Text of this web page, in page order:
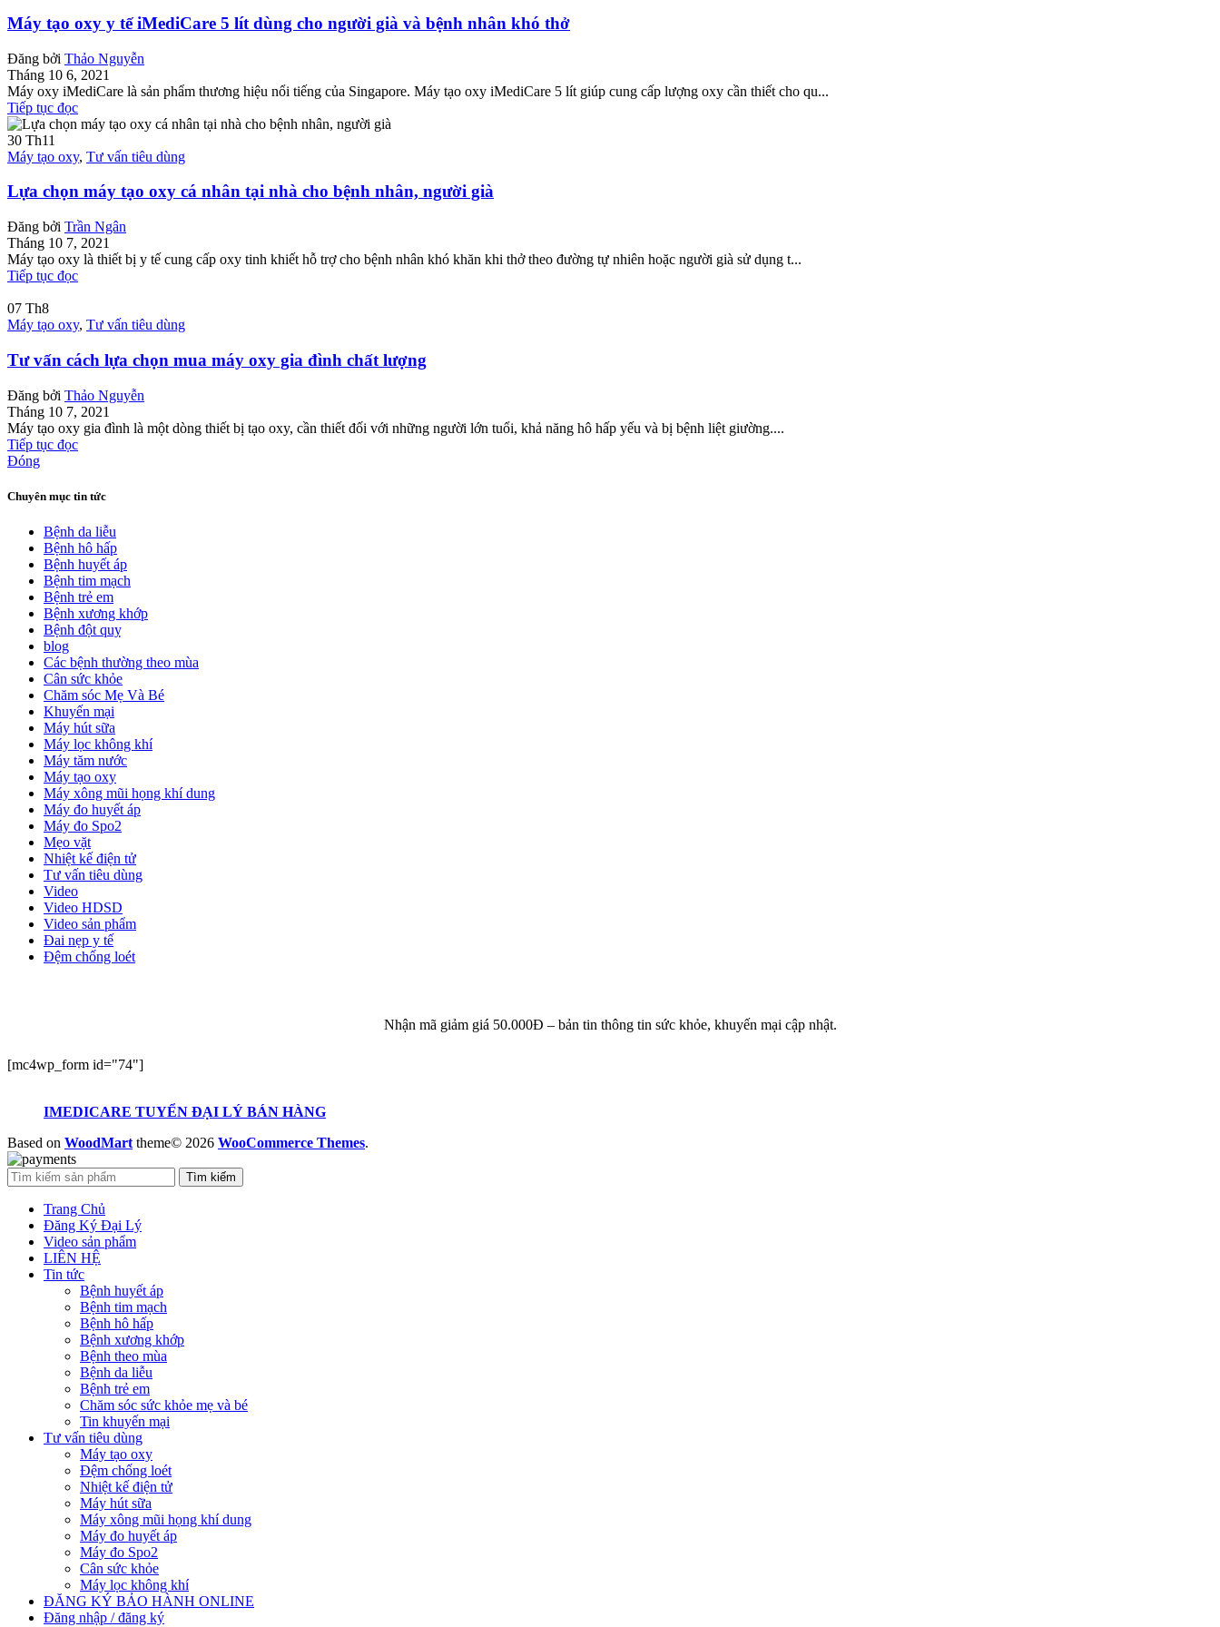
Máy tạo oxy y tế iMediCare 5 lít dùng cho người già và bệnh nhân khó thở
Đăng bởi Thảo Nguyễn
Tháng 10 6, 2021
Máy oxy iMediCare là sản phẩm thương hiệu nổi tiếng của Singapore. Máy tạo oxy iMediCare 5 lít giúp cung cấp lượng oxy cần thiết cho qu...
Tiếp tục đọc
30 Th11
Máy tạo oxy, Tư vấn tiêu dùng
Lựa chọn máy tạo oxy cá nhân tại nhà cho bệnh nhân, người già
Đăng bởi Trần Ngân
Tháng 10 7, 2021
Máy tạo oxy là thiết bị y tế cung cấp oxy tinh khiết hỗ trợ cho bệnh nhân khó khăn khi thở theo đường tự nhiên hoặc người già sử dụng t...
Tiếp tục đọc
07 Th8
Máy tạo oxy, Tư vấn tiêu dùng
Tư vấn cách lựa chọn mua máy oxy gia đình chất lượng
Đăng bởi Thảo Nguyễn
Tháng 10 7, 2021
Máy tạo oxy gia đình là một dòng thiết bị tạo oxy, cần thiết đối với những người lớn tuổi, khả năng hô hấp yếu và bị bệnh liệt giường....
Tiếp tục đọc
Đóng
Chuyên mục tin tức
Bệnh da liễu
Bệnh hô hấp
Bệnh huyết áp
Bệnh tim mạch
Bệnh trẻ em
Bệnh xương khớp
Bệnh đột quỵ
blog
Các bệnh thường theo mùa
Cân sức khỏe
Chăm sóc Mẹ Và Bé
Khuyến mại
Máy hút sữa
Máy lọc không khí
Máy tăm nước
Máy tạo oxy
Máy xông mũi họng khí dung
Máy đo huyết áp
Máy đo Spo2
Mẹo vặt
Nhiệt kế điện tử
Tư vấn tiêu dùng
Video
Video HDSD
Video sản phẩm
Đai nẹp y tế
Đệm chống loét
Nhận mã giảm giá 50.000Đ – bản tin thông tin sức khỏe, khuyến mại cập nhật.
[mc4wp_form id="74"]
IMEDICARE TUYỂN ĐẠI LÝ BÁN HÀNG
Based on WoodMart theme© 2026 WooCommerce Themes.
Tìm kiếm
Trang Chủ
Đăng Ký Đại Lý
Video sản phẩm
LIÊN HỆ
Tin tức
Bệnh huyết áp
Bệnh tim mạch
Bệnh hô hấp
Bệnh xương khớp
Bệnh theo mùa
Bệnh da liễu
Bệnh trẻ em
Chăm sóc sức khỏe mẹ và bé
Tin khuyến mại
Tư vấn tiêu dùng
Máy tạo oxy
Đệm chống loét
Nhiệt kế điện tử
Máy hút sữa
Máy xông mũi họng khí dung
Máy đo huyết áp
Máy đo Spo2
Cân sức khỏe
Máy lọc không khí
ĐĂNG KÝ BẢO HÀNH ONLINE
Đăng nhập / đăng ký